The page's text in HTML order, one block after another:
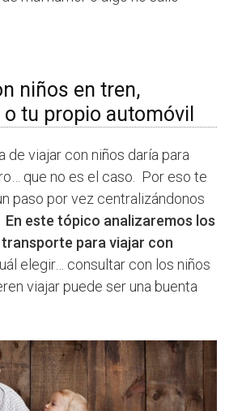
niños en tren,
tu propio automóvil
de viajar con niños daría para
que no es el caso. Por eso te
paso por vez centralizándonos
En este tópico analizaremos los
para viajar con
elegir… consultar con los niños
viajar puede ser una buenta